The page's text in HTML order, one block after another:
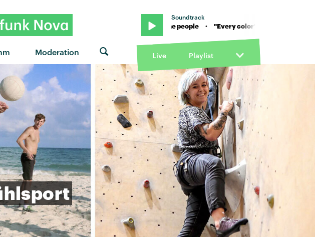
Moderation
Soundtrack
color" von Louis the child & Foster the people · "Every color" von Louis the child & Foster
Live Playlist